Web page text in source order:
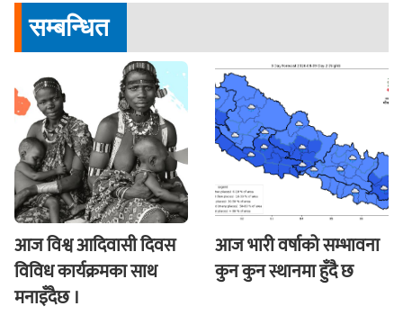
सम्बन्धित
आज विश्व आदिवासी दिवस
विविध कार्यक्रमका साथ
मनाइँदैछ ।
आज भारी वर्षाको सम्भावना
कुन कुन स्थानमा हुँदै छ